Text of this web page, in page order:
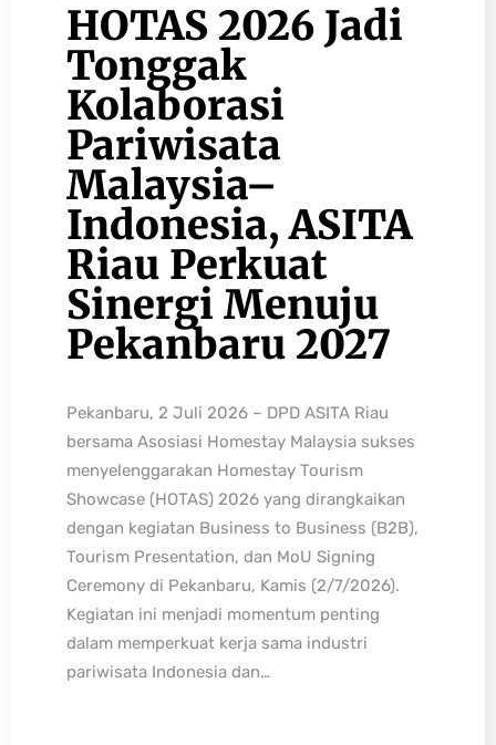
HOTAS 2026 Jadi
Tonggak
Kolaborasi
Pariwisata
Malaysia–
Indonesia, ASITA
Riau Perkuat
Sinergi Menuju
Pekanbaru 2027
Pekanbaru, 2 Juli 2026 – DPD ASITA Riau
bersama Asosiasi Homestay Malaysia sukses
menyelenggarakan Homestay Tourism
Showcase (HOTAS) 2026 yang dirangkaikan
dengan kegiatan Business to Business (B2B),
Tourism Presentation, dan MoU Signing
Ceremony di Pekanbaru, Kamis (2/7/2026).
Kegiatan ini menjadi momentum penting
dalam memperkuat kerja sama industri
pariwisata Indonesia dan…